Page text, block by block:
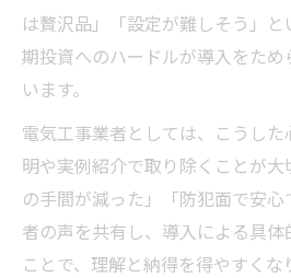
は贅沢品」「設定が難しそう」
期投資へのハードルが導入をため
います。
電気工事業者としては、こうし
明や実例紹介で取り除くことが
の手間が減った」「防犯面で安
者の声を共有し、導入による具
ことで、理解と納得を得やすくな